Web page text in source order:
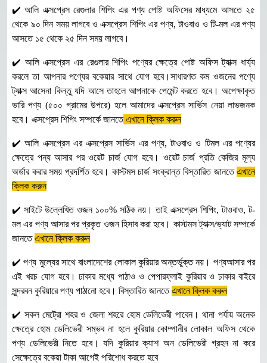
✔️ আলি এক্সপ্রেস রেগুলার শিপিং এর পণ্য পোষ্ট অফিসের মাধ্যমে আসতে ২৫
থেকে ৯০ দিন সময় লাগবে ও এক্সপ্রেস শিপিং এর পণ্য, টাওবাও ও টি-মল এর পণ্য
আসতে ১৫ থেকে ২৫ দিন সময় লাগবে।
✔️ আলি এক্সপ্রেস এর রেগুলার শিপিং পণ্যের ক্ষেত্রে পোষ্ট অফিস ট্যাক্স ধার্য্য
করলে তা আপনার পণ্যের বকেয়ার সাথে যোগ হবে।সাধারণত কম ওজনের পণ্যে
ট্যাক্স আসেনা কিন্তু যদি আসে তাহলে আপনাকে পেমেন্ট করতে হবে। অপেক্ষাকৃত
ভারি পণ্য (৫০০ গ্রামের উপরে) হলে আমাদের এক্সপ্রেস সার্ভিস নেয়া লাভজনক
হবে। এক্সপ্রেস শিপিং সম্পর্কে জানতে এখানে ক্লিক করুন
✔️ আলি এক্সপ্রেস এর এক্সপ্রেস সার্ভিস এর পণ্য, টাওবাও ও টিমল এর পণ্যের
ক্ষেত্রে পন্য আসার পর ওয়েট চার্জ যোগ হবে। ওয়েট চার্জ প্রতি কেজির মূল্য
অর্ডার করার সময় প্রদর্শিত হবে। কাস্টমস চার্জ সংক্রান্ত বিস্তারিত জানতেএখানে
ক্লিক করুন
✔️ সাইটে উল্লেখিত ওজন ১০০% সঠিক নয়। তাই এক্সপ্রেস শিপিং, টাওবাও, ট-
মল এর পণ্য আসার পর প্রকৃত ওজন হিসাব করা হবে। কাস্টমস ট্যাক্স/ভ্যাট সম্পর্কে
জানতেএখানে ক্লিক করুন
✔️ পণ্য মুল্যের সাথে বাংলাদেশের লোকাল কুরিয়ার অন্তর্ভুক্ত নয়। পণ্যআসার পর
এই খরচ যোগ হবে। ঢাকার মধ্যে পাঠাও ও পেপারফ্লাই কুরিয়ার ও ঢাকার বাইরে
সুন্দরবন কুরিয়ারে পণ্য পাঠানো হবে। বিস্তারিত জানতেএখানে ক্লিক করুন
✔️ সকল মেট্রো শহর ও জেলা শহরে হোম ডেলিভেরী পাবেন। থানা পর্যায় অনেক
ক্ষেত্রে হোম ডেলিভেরী সম্ভব না হলে কুরিয়ার কোম্পানীর লোকাল অফিস থেকে
পণ্য ডেলিভেরী নিতে হবে। যদি কুরিয়ার ক্যাশ অন ডেলিভেরী গ্রহন না করে
সেক্ষেত্রে বকেয়া টাকা আগেই পরিশোধ করতে হবে